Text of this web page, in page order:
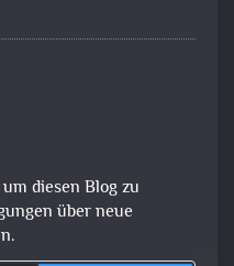
diesen Blog zu
über neue